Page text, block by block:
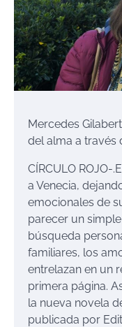
Mercedes
del alma a través
CÍRCULO ROJO-.
a Venecia,
emocionales de
parecer un
búsqueda
familiares, los
entrelazan en un
primera página.
la nueva novela
publicada por